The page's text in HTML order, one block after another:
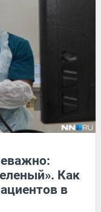
Как
в